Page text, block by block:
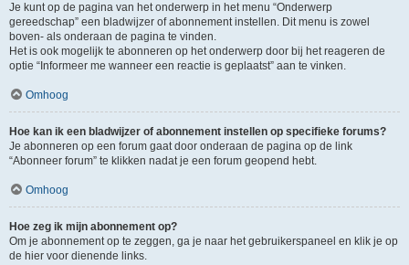
Je kunt op de pagina van het onderwerp in het menu “Onderwerp
gereedschap” een bladwijzer of abonnement instellen. Dit menu is zowel
boven- als onderaan de pagina te vinden.
Het is ook mogelijk te abonneren op het onderwerp door bij het reageren de
optie “Informeer me wanneer een reactie is geplaatst” aan te vinken.
Omhoog
Hoe kan ik een bladwijzer of abonnement instellen op specifieke forums?
Je abonneren op een forum gaat door onderaan de pagina op de link
“Abonneer forum” te klikken nadat je een forum geopend hebt.
Omhoog
Hoe zeg ik mijn abonnement op?
Om je abonnement op te zeggen, ga je naar het gebruikerspaneel en klik je op
de hier voor dienende links.